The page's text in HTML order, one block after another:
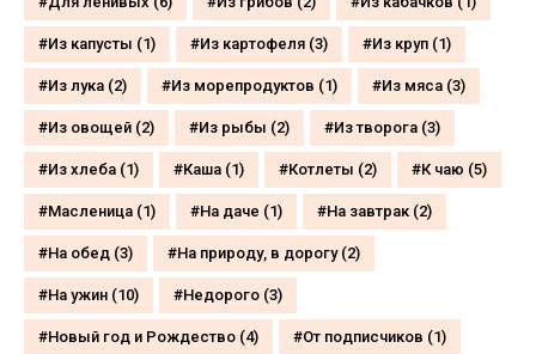
Из капусты (1) Из картофеля (3) Из круп (1)
Из лука (2) Из морепродуктов (1) Из мяса (3)
Из овощей (2) Из рыбы (2) Из творога (3)
Из хлеба (1) Каша (1) Котлеты (2) К чаю (5)
Масленица (1) На даче (1) На завтрак (2)
На обед (3) На природу, в дорогу(2)
На ужин (10) Недорого (3)
Новый год и Рождество (4) От подписчиков (1)